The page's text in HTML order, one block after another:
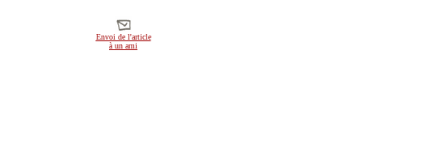
Envoi de l'article
à un ami